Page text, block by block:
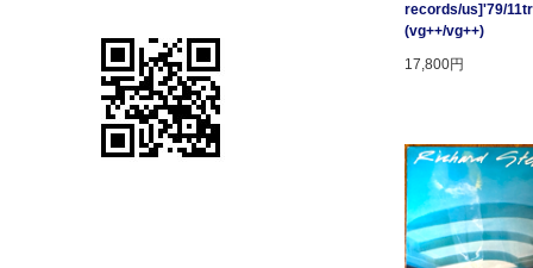
records/us]'79/
(vg++/vg++)
17,800円